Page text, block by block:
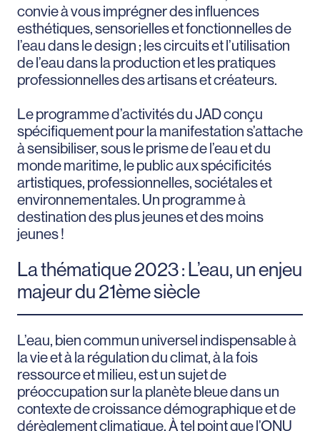
convie à vous imprégner des influences
esthétiques, sensorielles et fonctionnelles de
l’eau dans le design ; les circuits et l’utilisation
de l’eau dans la production et les pratiques
professionnelles des artisans et créateurs.
Le programme d’activités du JAD conçu
spécifiquement pour la manifestation s’attache
à sensibiliser, sous le prisme de l’eau et du
monde maritime, le public aux spécificités
artistiques, professionnelles, sociétales et
environnementales. Un programme à
destination des plus jeunes et des moins
jeunes !
La thématique 2023 : L’eau, un enjeu
majeur du 21ème siècle
L’eau, bien commun universel indispensable à
la vie et à la régulation du climat, à la fois
ressource et milieu, est un sujet de
préoccupation sur la planète bleue dans un
contexte de croissance démographique et de
dérèglement climatique. À tel point que l’ONU